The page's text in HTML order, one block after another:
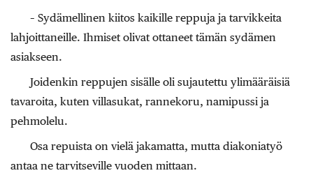
– Sydämellinen kiitos kaikille reppuja ja tarvikkeita
lahjoittaneille. Ihmiset olivat ottaneet tämän sydämen
asiakseen.
Joidenkin reppujen sisälle oli sujautettu ylimääräisiä
tavaroita, kuten villasukat, rannekoru, namipussi ja
pehmolelu.
Osa repuista on vielä jakamatta, mutta diakoniatyö
antaa ne tarvitseville vuoden mittaan.